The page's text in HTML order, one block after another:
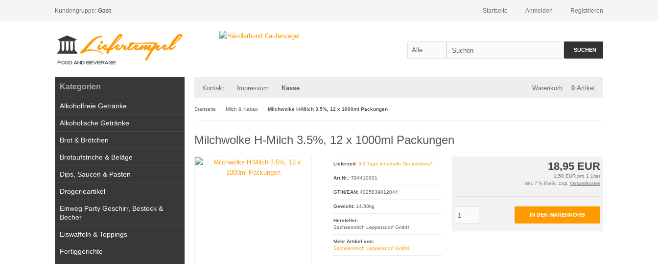
Kundengruppe: Gast Registrieren
Anmelden
Startseite
SUCHEN
Kontakt Impressum Kasse Warenkorb 0 Artikel
Startseite Milch & Kakao Milchwolke H-Milch 3.5%, 12 x 1000ml Packungen
Milchwolke H-Milch 3.5%, 12 x 1000ml Packungen
18,95 EUR
1,58 EUR pro 1 Liter
inkl. 7 % MwSt. zzgl. Versandkosten
IN DEN WARENKORB
Lieferzeit: 3-5 Tage innerhalb Deutschland*
Art.Nr.: 794410001
GTIN/EAN: 4025839012044
Gewicht:14.50kg
Hersteller:
Sachsenmilch Leppersdorf GmbH
Mehr Artikel von:
Sachsenmilch Leppersdorf GmbH
Kategorien
Alkoholfreie Getränke
Alkoholische Getränke
Brot & Brötchen
Brotaufstriche & Beläge
Dips, Saucen & Pasten
Drogerieartikel
Einweg Party Geschirr, Besteck &
Becher
Eiswaffeln & Toppings
Fertiggerichte